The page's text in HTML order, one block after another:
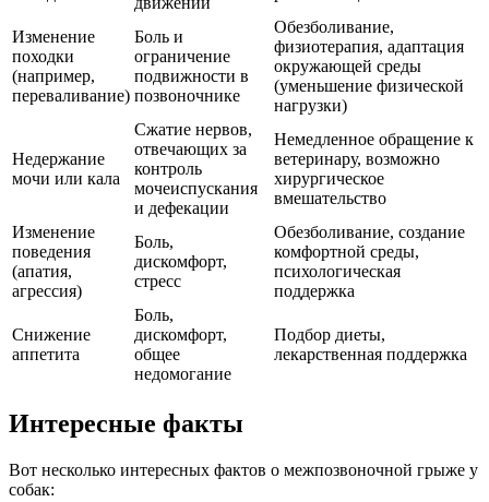
Изменение
походки
(например,
переваливание)
Боль и
ограничение
подвижности в
позвоночнике
Обезболивание,
физиотерапия, адаптация
окружающей среды
(уменьшение физической
нагрузки)
Недержание
мочи или кала
Сжатие нервов,
отвечающих за
контроль
мочеиспускания
и дефекации
Немедленное обращение к
ветеринару, возможно
хирургическое
вмешательство
Изменение
поведения
(апатия,
агрессия)
Боль,
дискомфорт,
стресс
Обезболивание, создание
комфортной среды,
психологическая
поддержка
Снижение
аппетита
Боль,
дискомфорт,
общее
недомогание
Подбор диеты,
лекарственная поддержка
Интересные факты
Вот несколько интересных фактов о межпозвоночной грыже у
собак: